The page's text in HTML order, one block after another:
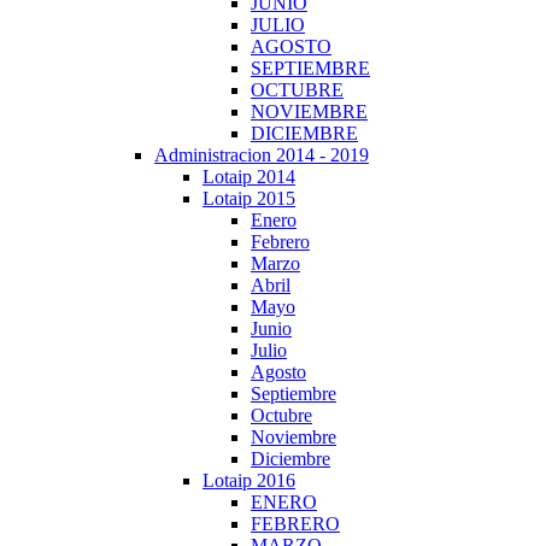
JULIO
AGOSTO
SEPTIEMBRE
OCTUBRE
NOVIEMBRE
DICIEMBRE
Administracion 2014 - 2019
Lotaip 2014
Lotaip 2015
Enero
Febrero
Marzo
Abril
Mayo
Junio
Julio
Agosto
Septiembre
Octubre
Noviembre
Diciembre
Lotaip 2016
ENERO
FEBRERO